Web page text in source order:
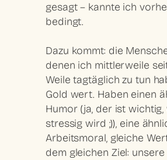
gesagt – kannte ich
bedingt.
Dazu kommt: die
denen ich mittlerweile
Weile tagtäglich zu tun
Gold wert. Haben einen
Humor (ja, der ist
stressig wird ;)), eine
Arbeitsmoral, gleiche
dem gleichen Ziel: unsere